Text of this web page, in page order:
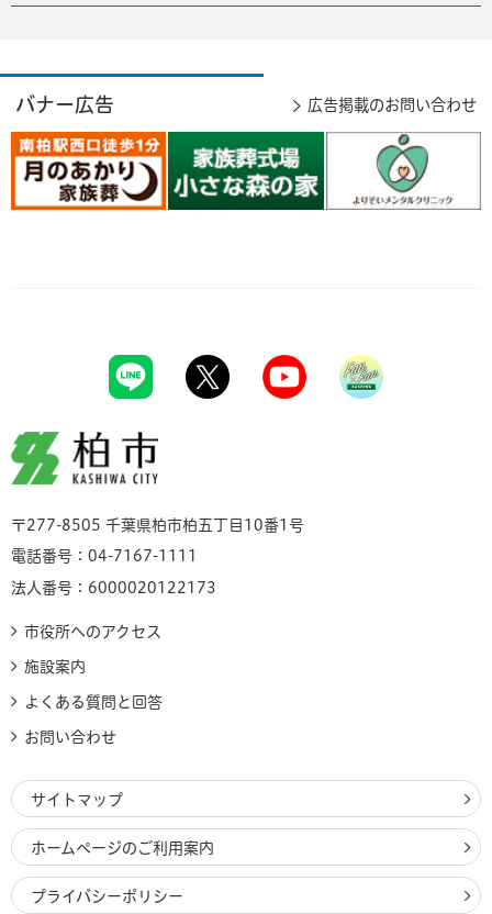
バナー広告 広告掲載のお問い合わせ
柏市
〒277-8505 千葉県柏市柏五丁目10番1号
電話番号：04-7167-1111
法人番号：6000020122173
市役所へのアクセス
施設案内
よくある質問と回答
お問い合わせ
サイトマップ
ホームページのご利用案内
プライバシーポリシー